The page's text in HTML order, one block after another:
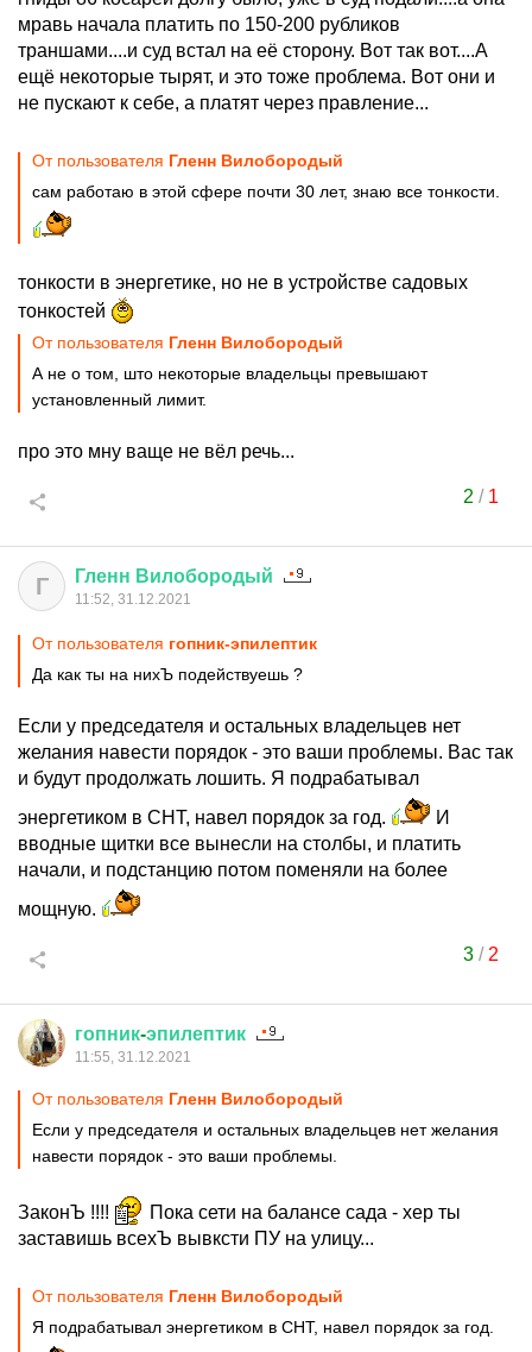
мравь начала платить по 150-200 рубликов
траншами....и суд встал на её сторону. Вот так вот....А
ещё некоторые тырят, и это тоже проблема. Вот они и
не пускают к себе, а платят через правление...
От пользователя Гленн Вилобородый
сам работаю в этой сфере почти 30 лет, знаю все тонкости.
тонкости в энергетике, но не в устройстве садовых
тонкостей
От пользователя Гленн Вилобородый
А не о том, што некоторые владельцы превышают
установленный лимит.
про это мну ваще не вёл речь...
2 / 1
Г Гленн Вилобородый
11:52, 31.12.2021
От пользователя гопник-эпилептик
Да как ты на нихЪ подействуешь ?
Если у председателя и остальных владельцев нет
желания навести порядок - это ваши проблемы. Вас так
и будут продолжать лошить. Я подрабатывал
энергетиком в СНТ, навел порядок за год.
И
вводные щитки все вынесли на столбы, и платить
начали, и подстанцию потом поменяли на более
мощную.
3/ 2
гопник-эпилептик
11:55, 31.12.2021
От пользователя Гленн Вилобородый
Если у председателя и остальных владельцев нет желания
навести порядок - это ваши проблемы.
ЗаконЪ !!!!
Пока сети на балансе сада - хер ты
заставишь всехЪ вывксти ПУ на улицу...
От пользователя Гленн Вилобородый
Я подрабатывал энергетиком в СНТ, навел порядок за год.